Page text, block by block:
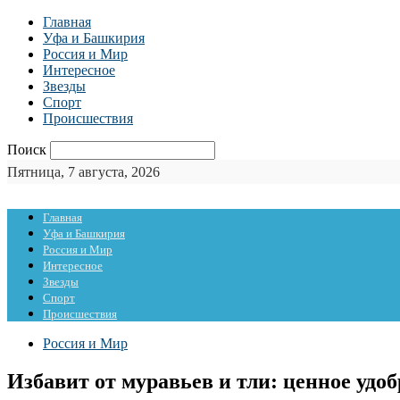
Главная
Уфа и Башкирия
Россия и Мир
Интересное
Звезды
Спорт
Происшествия
Поиск
Пятница, 7 августа, 2026
Главная
Уфа и Башкирия
Россия и Мир
Интересное
Звезды
Спорт
Происшествия
Россия и Мир
Избавит от муравьев и тли: ценное